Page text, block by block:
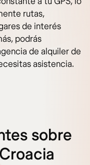
rutas,
de interés
podrás
de alquiler de
asistencia.
sobre